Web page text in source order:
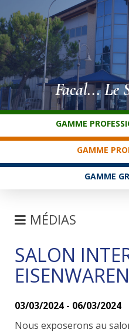
PRODUITS
NORMES
MÉDIAS
DOWNLOAD
SERVICE CLIENTS
Facal... Le
GAMME
GAMME
GAMME
MÉDIAS
FOIRES
NEWS
SALON
03/03/2024 - 06/03/2024
Nous exposerons au